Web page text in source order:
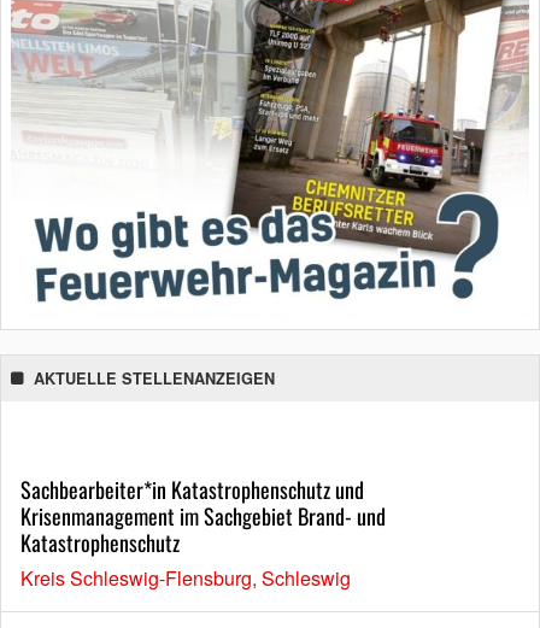
AKTUELLE STELLENANZEIGEN
Sachbearbeiter*in Katastrophenschutz und
Krisenmanagement im Sachgebiet Brand- und
Katastrophenschutz
Kreis Schleswig-Flensburg, Schleswig